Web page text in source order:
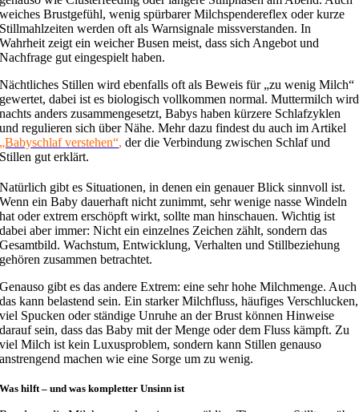
weiches Brustgefühl, wenig spürbarer Milchspendereflex oder kurze
Stillmahlzeiten werden oft als Warnsignale missverstanden. In
Wahrheit zeigt ein weicher Busen meist, dass sich Angebot und
Nachfrage gut eingespielt haben.
Nächtliches Stillen wird ebenfalls oft als Beweis für „zu wenig Milch“
gewertet, dabei ist es biologisch vollkommen normal. Muttermilch wird
nachts anders zusammengesetzt, Babys haben kürzere Schlafzyklen
und regulieren sich über Nähe. Mehr dazu findest du auch im Artikel
„Babyschlaf verstehen“, der die Verbindung zwischen Schlaf und
Stillen gut erklärt.
Natürlich gibt es Situationen, in denen ein genauer Blick sinnvoll ist.
Wenn ein Baby dauerhaft nicht zunimmt, sehr wenige nasse Windeln
hat oder extrem erschöpft wirkt, sollte man hinschauen. Wichtig ist
dabei aber immer: Nicht ein einzelnes Zeichen zählt, sondern das
Gesamtbild. Wachstum, Entwicklung, Verhalten und Stillbeziehung
gehören zusammen betrachtet.
Genauso gibt es das andere Extrem: eine sehr hohe Milchmenge. Auch
das kann belastend sein. Ein starker Milchfluss, häufiges Verschlucken,
viel Spucken oder ständige Unruhe an der Brust können Hinweise
darauf sein, dass das Baby mit der Menge oder dem Fluss kämpft. Zu
viel Milch ist kein Luxusproblem, sondern kann Stillen genauso
anstrengend machen wie eine Sorge um zu wenig.
Was hilft – und was kompletter Unsinn ist